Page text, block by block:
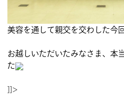
美容を通して親交を交わした今
お越しいただいたみなさま、本
た
]]>